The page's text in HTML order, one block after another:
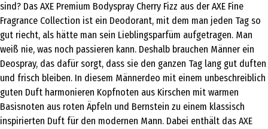
sind? Das AXE Premium Bodyspray Cherry Fizz aus der AXE Fine
Fragrance Collection ist ein Deodorant, mit dem man jeden Tag so
gut riecht, als hätte man sein Lieblingsparfüm aufgetragen. Man
weiß nie, was noch passieren kann. Deshalb brauchen Männer ein
Deospray, das dafür sorgt, dass sie den ganzen Tag lang gut duften
und frisch bleiben. In diesem Männerdeo mit einem unbeschreiblich
guten Duft harmonieren Kopfnoten aus Kirschen mit warmen
Basisnoten aus roten Äpfeln und Bernstein zu einem klassisch
inspirierten Duft für den modernen Mann. Dabei enthält das AXE